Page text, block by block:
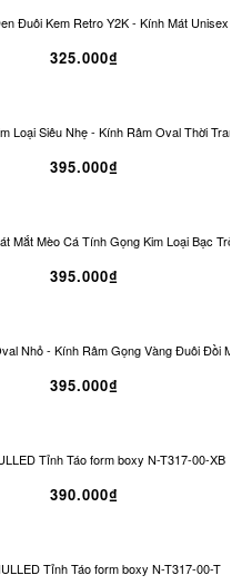
Đuôi Kem Retro Y2K - Kính Mát Unisex
325.000₫
Loại Siêu Nhẹ - Kính Râm Oval Thời Trang
395.000₫
Mắt Mèo Cá Tính Gọng Kim Loại Bạc
395.000₫
Nhỏ - Kính Râm Gọng Vàng Đuôi Đồi Mồi
395.000₫
Tỉnh Táo form boxy N-T317-00-XB
390.000₫
Tỉnh Táo form boxy N-T317-00-T